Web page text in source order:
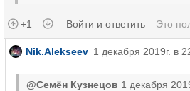
+1 Войти и ответить Это
Nik.Alekseev 1 декабря 2019г. в
@Семён Кузнецов 1 декабря